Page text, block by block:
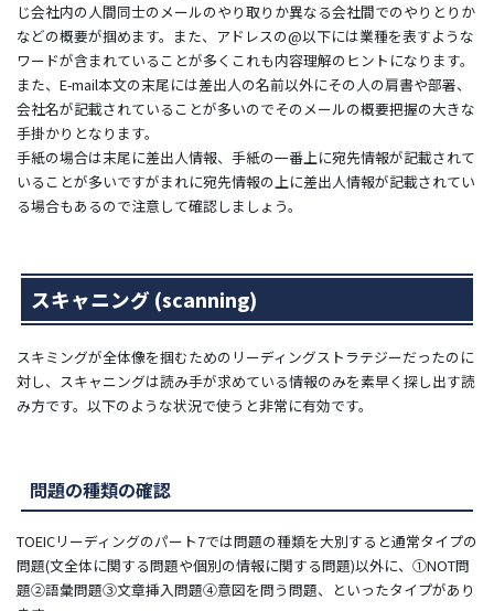
じ会社内の人間同士のメールのやり取りか異なる会社間でのやりとりか
などの概要が掴めます。また、アドレスの@以下には業種を表すような
ワードが含まれていることが多くこれも内容理解のヒントになります。
また、E-mail本文の末尾には差出人の名前以外にその人の肩書や部署、
会社名が記載されていることが多いのでそのメールの概要把握の大きな
手掛かりとなります。
手紙の場合は末尾に差出人情報、手紙の一番上に宛先情報が記載されて
いることが多いですがまれに宛先情報の上に差出人情報が記載されてい
る場合もあるので注意して確認しましょう。
スキャニング (scanning)
スキミングが全体像を掴むためのリーディングストラテジーだったのに
対し、スキャニングは読み手が求めている情報のみを素早く探し出す読
み方です。以下のような状況で使うと非常に有効です。
問題の種類の確認
TOEICリーディングのパート7では問題の種類を大別すると通常タイプの
問題(文全体に関する問題や個別の情報に関する問題)以外に、①NOT問
題②語彙問題③文章挿入問題④意図を問う問題、といったタイプがあり